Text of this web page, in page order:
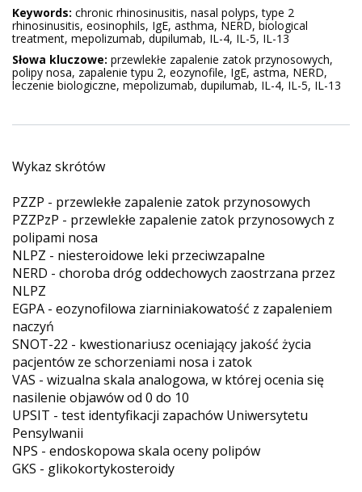
Keywords: chronic rhinosinusitis, nasal polyps, type 2
rhinosinusitis, eosinophils, IgE, asthma, NERD, biological
treatment, mepolizumab, dupilumab, IL-4, IL-5, IL-13
Słowa kluczowe: przewlekłe zapalenie zatok przynosowych,
polipy nosa, zapalenie typu 2, eozynofile, IgE, astma, NERD,
leczenie biologiczne, mepolizumab, dupilumab, IL-4, IL-5, IL-13
Wykaz skrótów
PZZP - przewlekłe zapalenie zatok przynosowych
PZZPzP - przewlekłe zapalenie zatok przynosowych z
polipami nosa
NLPZ - niesteroidowe leki przeciwzapalne
NERD - choroba dróg oddechowych zaostrzana przez
NLPZ
EGPA - eozynofilowa ziarniniakowatość z zapaleniem
naczyń
SNOT-22 - kwestionariusz oceniający jakość życia
pacjentów ze schorzeniami nosa i zatok
VAS - wizualna skala analogowa, w której ocenia się
nasilenie objawów od 0 do 10
UPSIT - test identyfikacji zapachów Uniwersytetu
Pensylwanii
NPS - endoskopowa skala oceny polipów
GKS - glikokortykosteroidy